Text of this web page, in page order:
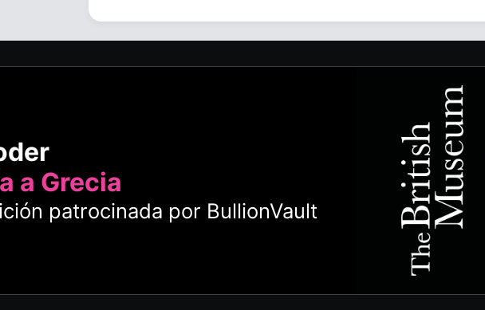
a Grecia
patrocinada por BullionVault